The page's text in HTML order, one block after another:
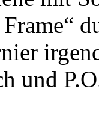
und